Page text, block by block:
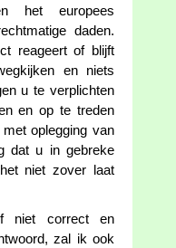
het europees
daden.
reageert of blijft
en niets
u te verplichten
en op te treden
oplegging van
dat u in gebreke
niet zover laat
niet correct en
zal ik ook